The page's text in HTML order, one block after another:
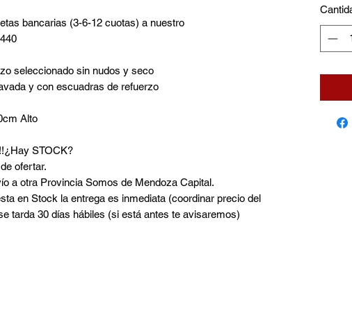
bancarias (3-6-12 cuotas) a nuestro
seleccionado sin nudos y seco
y con escuadras de refuerzo
Alto
STOCK?
ofertar.
a otra Provincia Somos de Mendoza Capital.
en Stock la entrega es inmediata (coordinar precio del
tarda 30 días hábiles (si está antes te avisaremos)